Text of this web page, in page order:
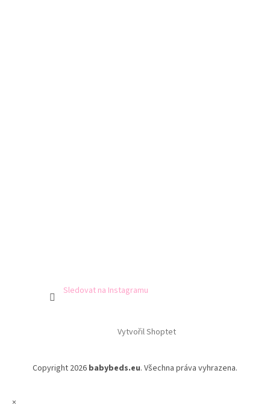
Sledovat na Instagramu
Vytvořil Shoptet
Copyright 2026 babybeds.eu. Všechna práva vyhrazena.
×